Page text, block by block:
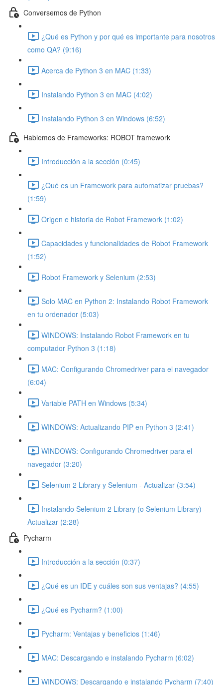
Conversemos de Python
¿Qué es Python y por qué es importante para nosotros
como QA? (9:16)
Acerca de Python 3 en MAC (1:33)
Instalando Python 3 en MAC (4:02)
Instalando Python 3 en Windows (6:52)
Hablemos de Frameworks: ROBOT framework
Introducción a la sección (0:45)
¿Qué es un Framework para automatizar pruebas?
(1:59)
Origen e historia de Robot Framework (1:02)
Capacidades y funcionalidades de Robot Framework
(1:52)
Robot Framework y Selenium (2:53)
Solo MAC en Python 2: Instalando Robot Framework
en tu ordenador (5:03)
WINDOWS: Instalando Robot Framework en tu
computador Python 3 (1:18)
MAC: Configurando Chromedriver para el navegador
(6:04)
Variable PATH en Windows (5:34)
WINDOWS: Actualizando PIP en Python 3 (2:41)
WINDOWS: Configurando Chromedriver para el
navegador (3:20)
Selenium 2 Library y Selenium - Actualizar (3:54)
Instalando Selenium 2 Library (o Selenium Library) -
Actualizar (2:28)
Pycharm
Introducción a la sección (0:37)
¿Qué es un IDE y cuáles son sus ventajas? (4:55)
¿Qué es Pycharm? (1:00)
Pycharm: Ventajas y beneficios (1:46)
MAC: Descargando e instalando Pycharm (6:02)
WINDOWS: Descargando e instalando Pycharm (7:40)